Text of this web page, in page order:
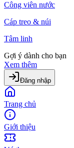
Công viên nước
Cáp treo & núi
Tâm linh
Gợi ý dành cho bạn
Xem thêm
Đăng nhập
Trang chủ
Giới thiệu